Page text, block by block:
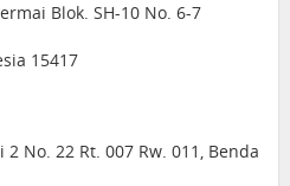
Blok. SH-10 No. 6-7
15417
No. 22 Rt. 007 Rw. 011, Benda